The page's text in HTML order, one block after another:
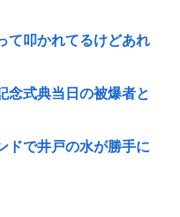
て叩かれてるけどあれ
念式典当日の被爆者と
ドで井戸の水が勝手に